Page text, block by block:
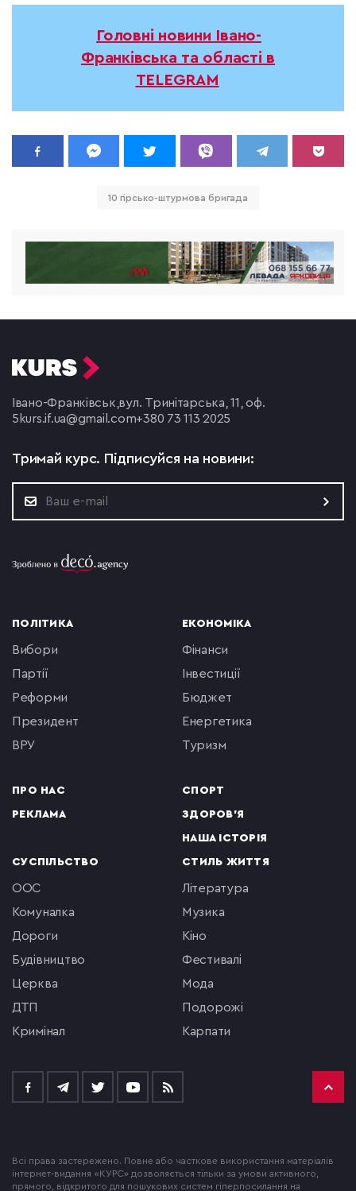
Головні новини Івано-
Франківська та області в
TELEGRAM
10 гірсько-штурмова бригада
Івано-Франківськ,вул. Тринітарська, 11, оф.
5 kurs.if.ua@gmail.com+380 73 113 2025
Тримай курс. Підписуйся на новини:
ПОЛІТИКА
вибори
партії
реформи
президент
ВРУ
ПРО НАС
РЕКЛАМА
ЕКОНОМІКА
фінанси
інвестиції
бюджет
енергетика
туризм
СПОРТ
ЗДОРОВ'Я
НАША ІСТОРІЯ
СУСПІЛЬСТВО
ООС
комуналка
Дороги
будівництво
церква
ДТП
кримінал
СТИЛЬ ЖИТТЯ
література
музика
кіно
фестивалі
мода
подорожі
Карпати
Всі права застережено. Повне або часткове використання матеріалів
інтернет-видання «КУРС» дозволяється тільки за умови активного,
прямого, відкритого для пошукових систем гіперпосилання на